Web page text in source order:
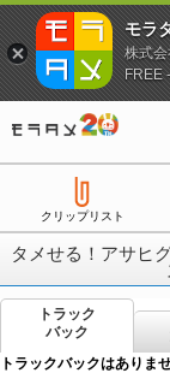
クリップリスト
タメせる！アサヒ
トラック
バック
トラックバックはありませ
モラ
株式
FREE